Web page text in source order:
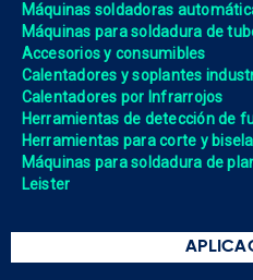
Máquinas soldadoras
Máquinas para soldadura de
Accesorios y consumibles
Calentadores y soplantes
Calentadores por Infrarrojos
Herramientas de detección de
Herramientas para corte y
Máquinas para soldadura de
Leister